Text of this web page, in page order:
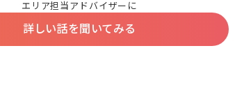
エリア担当アドバイザーに
詳しい話を聞いてみる